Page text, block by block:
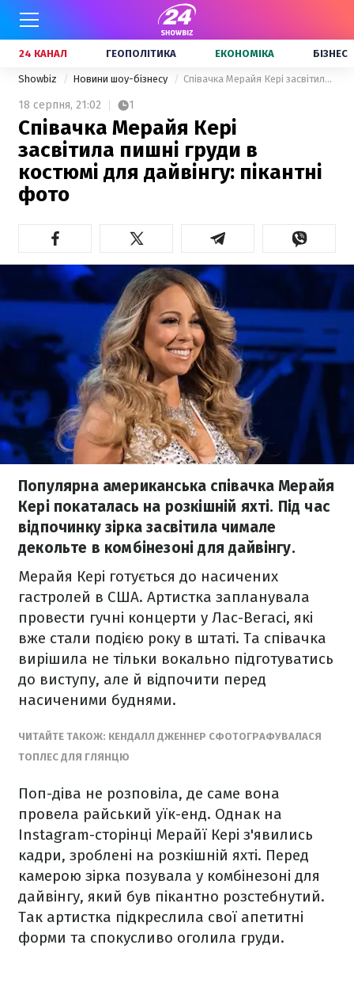
24 КАНАЛ ГЕОПОЛІТИКА ЕКОНОМІКА БІЗНЕС
Showbiz Новини шоу-бізнесу Співачка Мерайя Кері засвітила пишні груди в костюмі для дайвінгу: пікантні фото
18 серпня, 21:02 1
Співачка Мерайя Кері
засвітила пишні груди в
костюмі для дайвінгу: пікантні
фото
Популярна американська співачка Мерайя
Кері покаталась на розкішній яхті. Під час
відпочинку зірка засвітила чимале
декольте в комбінезоні для дайвінгу.
Мерайя Кері готується до насичених
гастролей в США. Артистка запланувала
провести гучні концерти у Лас-Вегасі, які
вже стали подією року в штаті. Та співачка
вирішила не тільки вокально підготуватись
до виступу, але й відпочити перед
насиченими буднями.
ЧИТАЙТЕ ТАКОЖ: КЕНДАЛЛ ДЖЕННЕР СФОТОГРАФУВАЛАСЯ
ТОПЛЕС ДЛЯ ГЛЯНЦЮ
Поп-діва не розповіла, де саме вона
провела райський уїк-енд. Однак на
Instagram-сторінці Мерайї Кері з'явились
кадри, зроблені на розкішній яхті. Перед
камерою зірка позувала у комбінезоні для
дайвінгу, який був пікантно розстебнутий.
Так артистка підкреслила свої апетитні
форми та спокусливо оголила груди.